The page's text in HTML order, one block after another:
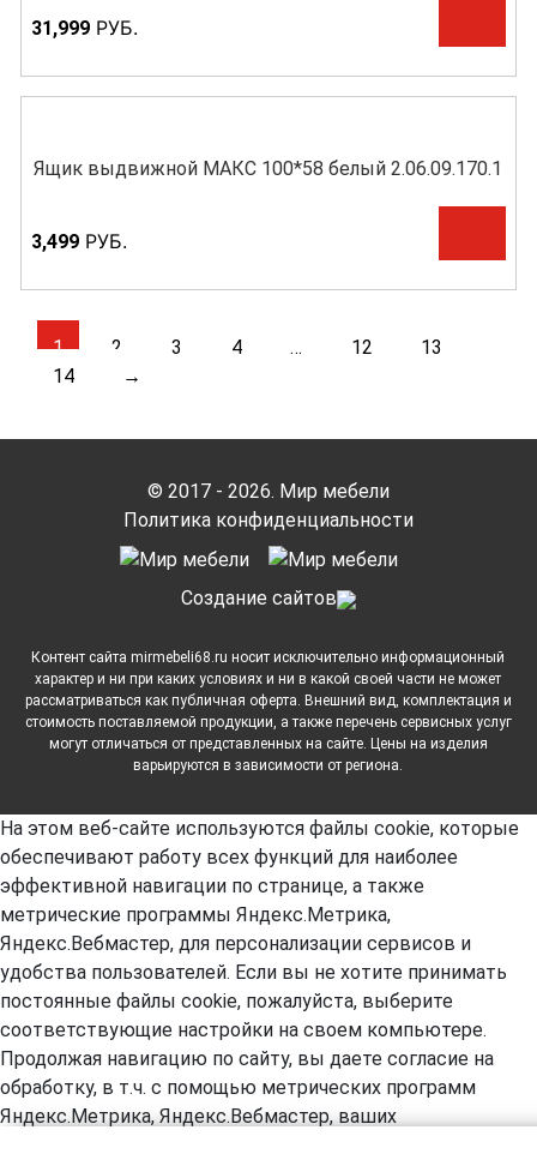
31,999 РУБ.
Ящик выдвижной МАКС 100*58 белый 2.06.09.170.1
3,499 РУБ.
1 2 3 4 … 12
13
14
→
© 2017 - 2026. Мир мебели
Политика конфиденциальности
Cоздание сайтов
Контент сайта mirmebeli68.ru носит исключительно информационный
характер и ни при каких условиях и ни в какой своей части не может
рассматриваться как публичная оферта. Внешний вид, комплектация и
стоимость поставляемой продукции, а также перечень сервисных услуг
могут отличаться от представленных на сайте. Цены на изделия
варьируются в зависимости от региона.
На этом веб-сайте используются файлы cookie, которые
обеспечивают работу всех функций для наиболее
эффективной навигации по странице, а также
метрические программы Яндекс.Метрика,
Яндекс.Вебмастер, для персонализации сервисов и
удобства пользователей. Если вы не хотите принимать
постоянные файлы cookie, пожалуйста, выберите
соответствующие настройки на своем компьютере.
Продолжая навигацию по сайту, вы даете согласие на
обработку, в т.ч. с помощью метрических программ
Яндекс.Метрика, Яндекс.Вебмастер, ваших